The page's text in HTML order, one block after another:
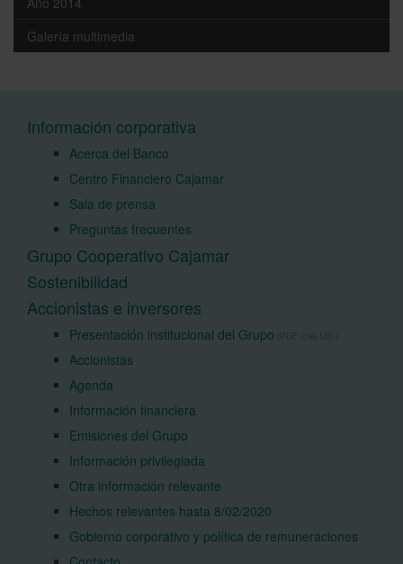
Galería multimedia
Información corporativa
Acerca del Banco
Centro Financiero Cajamar
Sala de prensa
Preguntas frecuentes
Grupo Cooperativo Cajamar
Sostenibilidad
Accionistas e inversores
Presentación institucional del Grupo
Accionistas
Agenda
Información financiera
Emisiones del Grupo
Información privilegiada
Otra información relevante
Hechos relevantes hasta 8/02/2020
Gobierno corporativo y política de remuneraciones